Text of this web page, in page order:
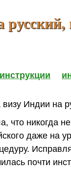
инструкции
что никогда
даже на
почти